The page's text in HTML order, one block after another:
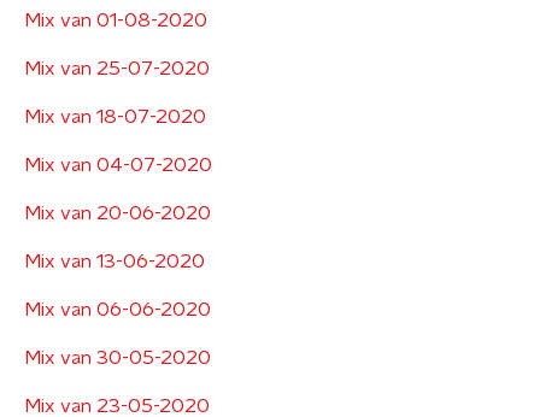
Mix van 01-08-2020
Mix van 25-07-2020
Mix van 18-07-2020
Mix van 04-07-2020
Mix van 20-06-2020
Mix van 13-06-2020
Mix van 06-06-2020
Mix van 30-05-2020
Mix van 23-05-2020